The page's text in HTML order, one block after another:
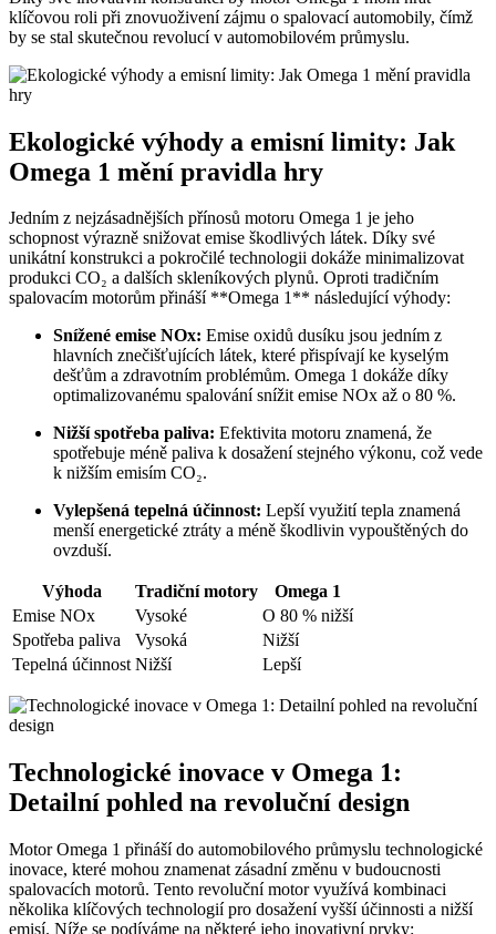
klíčovou roli při znovuoživení zájmu o spalovací automobily, čímž
by se stal skutečnou revolucí v automobilovém průmyslu.
Ekologické výhody a emisní limity: Jak
Omega 1 mění pravidla hry
Jedním z nejzásadnějších přínosů motoru Omega 1 je jeho
schopnost výrazně snižovat emise škodlivých látek. Díky své
unikátní konstrukci a pokročilé technologii dokáže minimalizovat
produkci CO₂ a dalších skleníkových plynů. Oproti tradičním
spalovacím motorům přináší **Omega 1** následující výhody:
Snížené emise NOx: Emise oxidů dusíku jsou jedním z
hlavních znečišťujících látek, které přispívají ke kyselým
dešťům a zdravotním problémům. Omega 1 dokáže díky
optimalizovanému spalování snížit emise NOx až o 80 %.
Nižší spotřeba paliva: Efektivita motoru znamená, že
spotřebuje méně paliva k dosažení stejného výkonu, což vede
k nižším emisím CO₂.
Vylepšená tepelná účinnost: Lepší využití tepla znamená
menší energetické ztráty a méně škodlivin vypouštěných do
ovzduší.
Výhoda Tradiční motory
Omega 1
Emise NOx
Vysoké
O 80 % nižší
Spotřeba paliva
Vysoká
Nižší
Tepelná účinnost Nižší Lepší
Technologické inovace v Omega 1:
Detailní pohled na revoluční design
Motor Omega 1 přináší do automobilového průmyslu technologické
inovace, které mohou znamenat zásadní změnu v budoucnosti
spalovacích motorů. Tento revoluční motor využívá kombinaci
několika klíčových technologií pro dosažení vyšší účinnosti a nižší
emisí. Níže se podíváme na některé jeho inovativní prvky: